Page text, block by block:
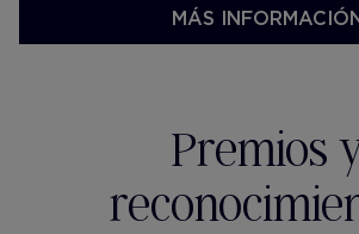
MÁS
Premios